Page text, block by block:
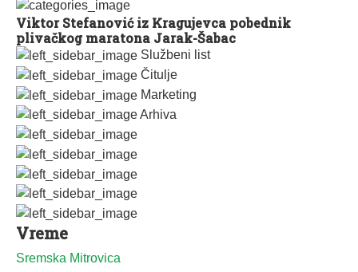
Službeni list
Čitulje
Marketing
Arhiva
Vreme
Sremska Mitrovica
Viktor Stefanović iz Kragujevca pobednik
plivačkog maratona Jarak-Šabac